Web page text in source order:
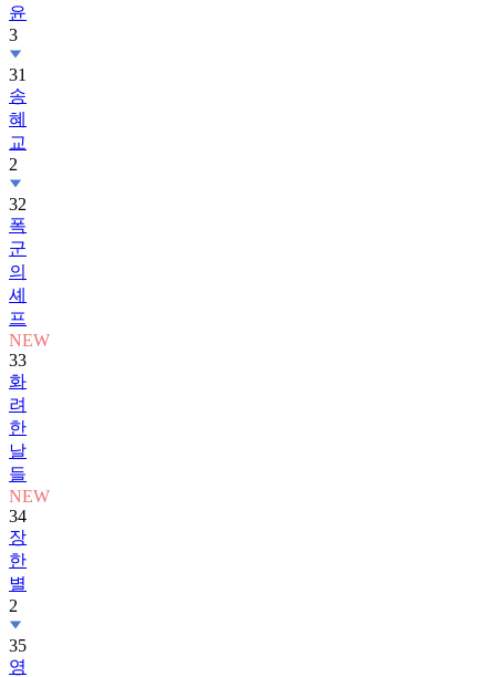
윤
3
31
송
혜
교
2
32
폭
군
의
셰
프
NEW
33
화
려
한
날
들
NEW
34
장
한
별
2
35
영